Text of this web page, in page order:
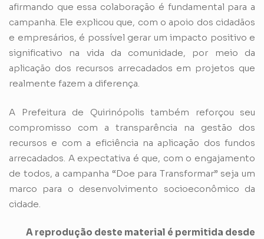
afirmando que essa colaboração é fundamental para a
campanha. Ele explicou que, com o apoio dos cidadãos
e empresários, é possível gerar um impacto positivo e
significativo na vida da comunidade, por meio da
aplicação dos recursos arrecadados em projetos que
realmente fazem a diferença.
A Prefeitura de Quirinópolis também reforçou seu
compromisso com a transparência na gestão dos
recursos e com a eficiência na aplicação dos fundos
arrecadados. A expectativa é que, com o engajamento
de todos, a campanha “Doe para Transformar” seja um
marco para o desenvolvimento socioeconômico da
cidade.
A reprodução deste material é permitida desde